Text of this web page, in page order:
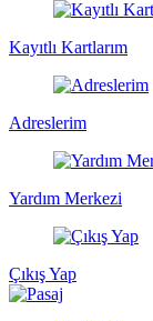
Kayıtlı Kartlarım
Adreslerim
Yardım Merkezi
Çıkış Yap